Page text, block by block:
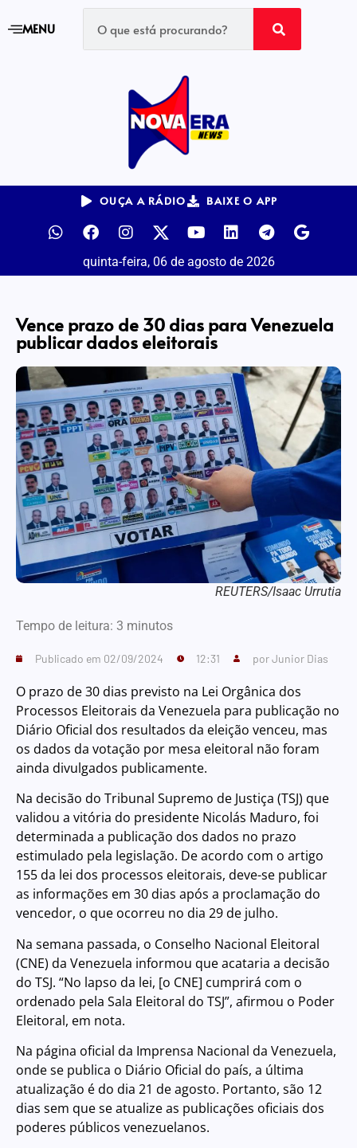
MENU
OUÇA A RÁDIO BAIXE O APP
quinta-feira, 06 de agosto de 2026
Vence prazo de 30 dias para Venezuela
publicar dados eleitorais
REUTERS/Isaac Urrutia
Tempo de leitura: 3 minutos
Publicado em 02/09/2024 12:31 porJunior Dias
O prazo de 30 dias previsto na Lei Orgânica dos
Processos Eleitorais da Venezuela para publicação no
Diário Oficial dos resultados da eleição venceu, mas
os dados da votação por mesa eleitoral não foram
ainda divulgados publicamente.
Na decisão do Tribunal Supremo de Justiça (TSJ) que
validou a vitória do presidente Nicolás Maduro, foi
determinada a publicação dos dados no prazo
estimulado pela legislação. De acordo com o artigo
155 da lei dos processos eleitorais, deve-se publicar
as informações em 30 dias após a proclamação do
vencedor, o que ocorreu no dia 29 de julho.
Na semana passada, o Conselho Nacional Eleitoral
(CNE) da Venezuela informou que acataria a decisão
do TSJ. “No lapso da lei, [o CNE] cumprirá com o
ordenado pela Sala Eleitoral do TSJ”, afirmou o Poder
Eleitoral, em nota.
Na página oficial da Imprensa Nacional da Venezuela,
onde se publica o Diário Oficial do país, a última
atualização é do dia 21 de agosto. Portanto, são 12
dias sem que se atualize as publicações oficiais dos
poderes públicos venezuelanos.